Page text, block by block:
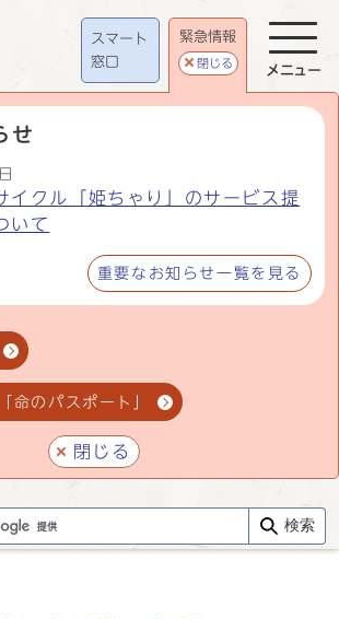
スマート
窓口
緊急情報
閉じる
せ
イクル「姫ちゃり」のサービス提
いて
重要なお知らせ一覧を見る
命のパスポート」
閉じる
メニュー
検索